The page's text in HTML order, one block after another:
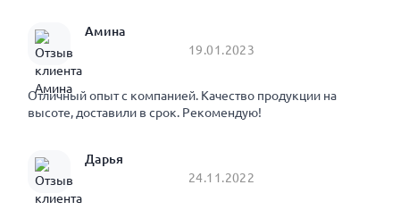
Амина
19.01.2023
Отличный опыт с компанией. Качество продукции на
высоте, доставили в срок. Рекомендую!
Дарья
24.11.2022